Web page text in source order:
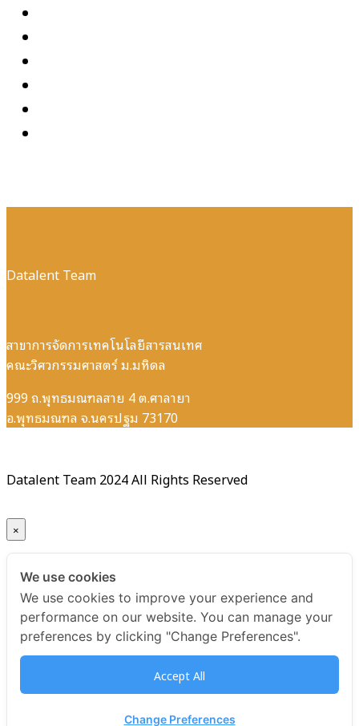
Datalent Team
สาขาการจัดการเทคโนโลยีสารสนเทศ
คณะวิศวกรรมศาสตร์ ม.มหิดล
999 ถ.พุทธมณฑลสาย 4 ต.ศาลายา
อ.พุทธมณฑล จ.นครปฐม 73170
Datalent Team 2024 All Rights Reserved
×
Your ticket for the: E-Certificate หลักสูตร AI Governance
for Management รุ่นที่ 1
Title
E-Certificate หลักสูตร AI Governance for Management รุ่น
We use cookies
We use cookies to improve your experience and
performance on our website. You can manage your
preferences by clicking "Change Preferences".
Accept All
Change Preferences